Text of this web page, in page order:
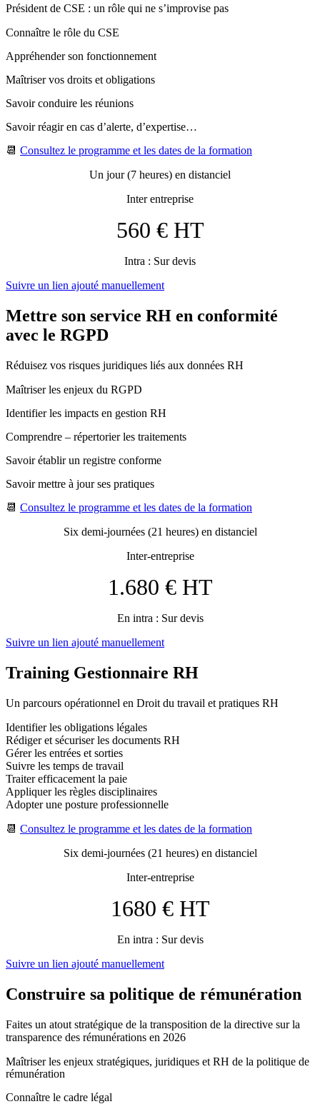
Président de CSE : un rôle qui ne s’improvise pas
Connaître le rôle du CSE
Appréhender son fonctionnement
Maîtriser vos droits et obligations
Savoir conduire les réunions
Savoir réagir en cas d’alerte, d’expertise…
📆 Consultez le programme et les dates de la formation
Un jour (7 heures) en distanciel
Inter entreprise
560 € HT
Intra : Sur devis
Suivre un lien ajouté manuellement
Mettre son service RH en conformité
avec le RGPD
Réduisez vos risques juridiques liés aux données RH
Maîtriser les enjeux du RGPD
Identifier les impacts en gestion RH
Comprendre – répertorier les traitements
Savoir établir un registre conforme
Savoir mettre à jour ses pratiques
📆 Consultez le programme et les dates de la formation
Six demi-journées (21 heures) en distanciel
Inter-entreprise
1.680 € HT
En intra : Sur devis
Suivre un lien ajouté manuellement
Training Gestionnaire RH
Un parcours opérationnel en Droit du travail et pratiques RH
Identifier les obligations légales
Rédiger et sécuriser les documents RH
Gérer les entrées et sorties
Suivre les temps de travail
Traiter efficacement la paie
Appliquer les règles disciplinaires
Adopter une posture professionnelle
📆 Consultez le programme et les dates de la formation
Six demi-journées (21 heures) en distanciel
Inter-entreprise
1680 € HT
En intra : Sur devis
Suivre un lien ajouté manuellement
Construire sa politique de rémunération
Faites un atout stratégique de la transposition de la directive sur la
transparence des rémunérations en 2026
Maîtriser les enjeux stratégiques, juridiques et RH de la politique de
rémunération
Connaître le cadre légal